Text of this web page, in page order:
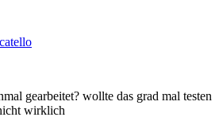
gearbeitet? wollte das grad mal testen
wirklich